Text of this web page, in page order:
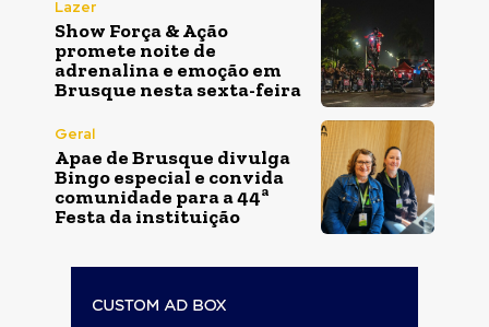
Lazer
Show Força & Ação
promete noite de
adrenalina e emoção em
Brusque nesta sexta-feira
Geral
Apae de Brusque divulga
Bingo especial e convida
comunidade para a 44ª
Festa da instituição